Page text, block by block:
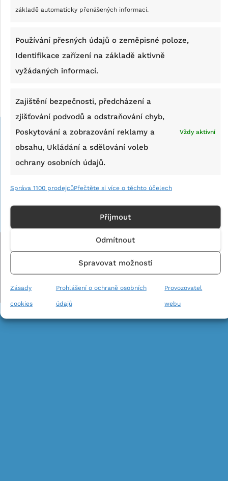
základě automaticky přenášených informací.
Používání přesných údajů o zeměpisné poloze,
Identifikace zařízení na základě aktivně
vyžádaných informací.
Zajištění bezpečnosti, předcházení a
zjišťování podvodů a odstraňování chyb,
Poskytování a zobrazování reklamy a
obsahu, Ukládání a sdělování voleb
ochrany osobních údajů.
Vždy aktivní
Správa 1100 prodejcůPřečtěte si více o těchto účelech
Příjmout
Odmítnout
Spravovat možnosti
Zásady
cookies
Prohlášení o ochraně osobních
údajů
Provozovatel
webu
Praská velmi snadno, na vině jsou patrně ostré
Home Kontakt Podmínky používání webu
Spravovat souhlas s nastavením osobních údajů
Provozovatel webu Zásady ochrany osobních údajů